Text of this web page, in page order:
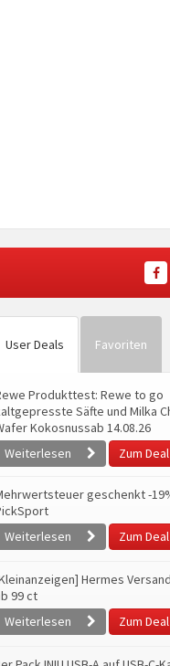
User Deals Favoriten
Produkttest: Rewe to go
Säfte und Milka
Kokosnussab 14.08.26
Weiterlesen
Zum Deal
geschenkt -
Weiterlesen
Zum Deal
Hermes
99 ct
Weiterlesen
Zum Deal